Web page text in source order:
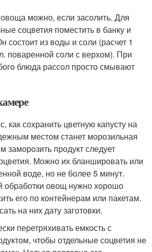
можно, если засолить. Для
соцветия поместить в банку и
состоит из воды и соли (расчет 1
поваренной соли с верхом). При
блюда рассол просто смывают
как сохранить цветную капусту на
местом станет морозильная
заморозить продукт следует
Можно их бланшировать или
воде, но не более 5 минут.
обработки овощ нужно хорошо
его по контейнерам или пакетам.
на них дату заготовки.
перетряхивать емкость с
чтобы отдельные соцветия не